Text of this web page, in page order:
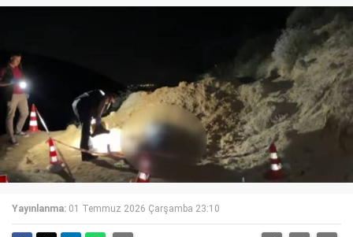
Yayınlanma: 01 Temmuz 2026 Çarşamba 23:10